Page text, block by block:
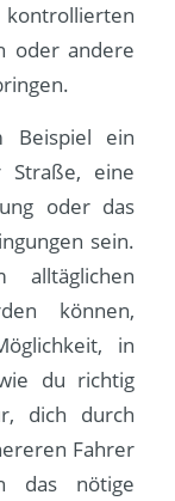
kontrollierten
oder andere
Beispiel ein
Straße, eine
oder das
sein.
alltäglichen
können,
in
du richtig
dich durch
Fahrer
das nötige